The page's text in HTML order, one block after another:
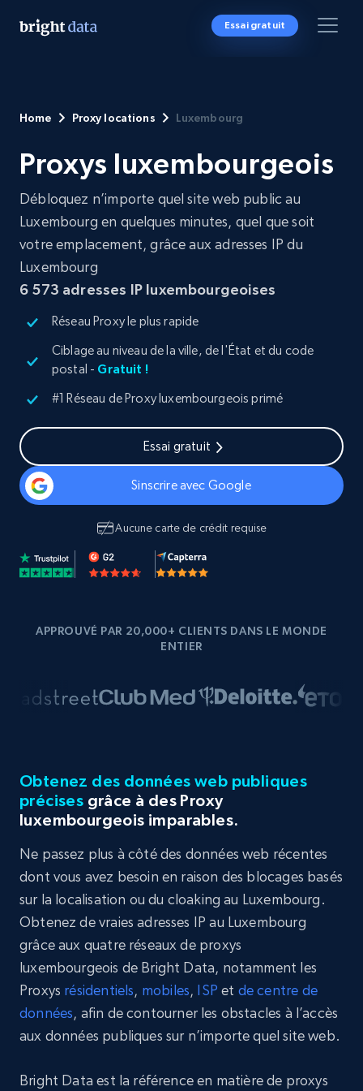
Essai gratuit
Home Proxy locations Luxembourg
Proxys luxembourgeois
Débloquez n’importe quel site web public au
Luxembourg en quelques minutes, quel que soit
votre emplacement, grâce aux adresses IP du
Luxembourg
6 573 adresses IP luxembourgeoises
Réseau Proxy le plus rapide
Ciblage au niveau de la ville, de l'État et du code
postal - Gratuit !
#1 Réseau de Proxy luxembourgeois primé
Essai gratuit
Sinscrire avec Google
Aucune carte de crédit requise
APPROUVÉ PAR 20,000+ CLIENTS DANS LE MONDE
ENTIER
Obtenez des données web publiques
précises grâce à des Proxy
luxembourgeois imparables.
Ne passez plus à côté des données web récentes
dont vous avez besoin en raison des blocages basés
sur la localisation ou du cloaking au Luxembourg.
Obtenez de vraies adresses IP au Luxembourg
grâce aux quatre réseaux de proxys
luxembourgeois de Bright Data, notamment les
Proxys résidentiels, mobiles, ISP et de centre de
données, afin de contourner les obstacles à l’accès
aux données publiques sur n’importe quel site web.
Bright Data est la référence en matière de proxys